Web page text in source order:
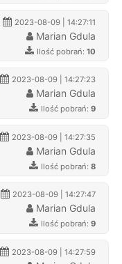
2023-08-09 | 14:27:11
Marian Gdula
Ilość pobrań:10
2023-08-09 | 14:27:23
Marian Gdula
Ilość pobrań:9
2023-08-09 | 14:27:35
Marian Gdula
Ilość pobrań:8
2023-08-09 | 14:27:47
Marian Gdula
Ilość pobrań:9
2023-08-09 | 14:27:59